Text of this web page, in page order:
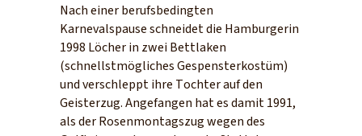
Nach einer berufsbedingten
Karnevalspause schneidet die Hamburgerin
1998 Löcher in zwei Bettlaken
(schnellstmögliches Gespensterkostüm)
und verschleppt ihre Tochter auf den
Geisterzug. Angefangen hat es damit 1991,
als der Rosenmontagszug wegen des